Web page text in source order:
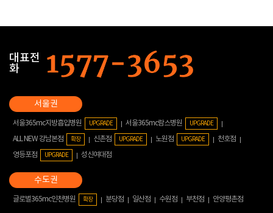
대표전
화
서울365mc지방흡입병원 UPGRADE 서울365mc람스병원 UPGRADE
ALL NEW 강남본점 확장 신촌점 UPGRADE 노원점 UPGRADE
천호점
영등포점
UPGRADE 성신여대점
글로벌365mc인천병원 확장 분당점 일산점 수원점 부천점 안양평촌점